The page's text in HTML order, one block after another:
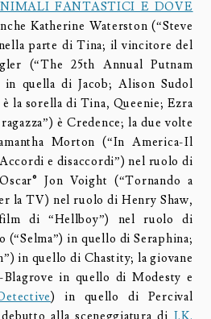
FANTASTICI E DOVE
Katherine Waterston (“Steve
parte di Tina; il vincitore del
(“The 25th Annual Putnam
in quella di Jacob; Alison Sudol
la sorella di Tina, Queenie; Ezra
è Credence; la due volte
Morton (“In America-Il
e disaccordi”) nel ruolo di
Jon Voight (“Tornando a
la TV) nel ruolo di Henry Shaw,
di “Hellboy”) nel ruolo di
(“Selma”) in quello di Seraphina;
in quello di Chastity; la giovane
Blagrove in quello di Modesty e
) in quello di Percival
alla sceneggiatura di J.K.